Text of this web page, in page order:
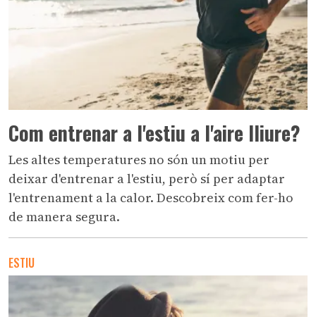
Com entrenar a l'estiu a l'aire lliure?
Les altes temperatures no són un motiu per
deixar d'entrenar a l'estiu, però sí per adaptar
l'entrenament a la calor. Descobreix com fer-ho
de manera segura.
ESTIU